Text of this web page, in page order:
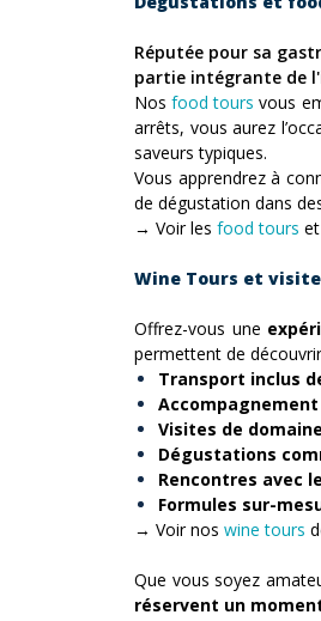
Réputée pour sa
partie intégrante de
Nos food tours vous
arrêts, vous aurez
saveurs typiques.
Vous apprendrez à
de dégustation dans
→ Voir les food tours
Wine Tours et
Offrez-vous une
permettent de
Transport inclus
Visites de
Dégustations
Rencontres avec
Formules sur-
→ Voir nos wine tours
Que vous soyez
réservent un